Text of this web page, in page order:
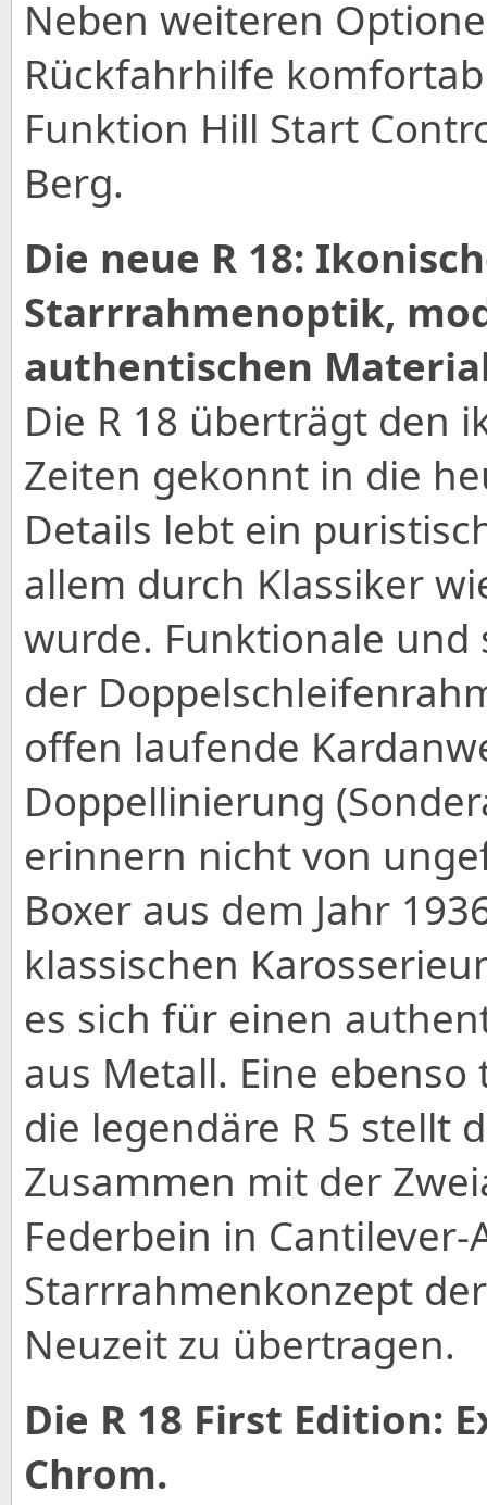
Neben weiteren
Rückfahrhilfe
Funktion Hill Start
Berg.
Die neue R 18:
Starrrahmenoptik,
authentischen
Die R 18 überträgt den
Zeiten gekonnt in die
Details lebt ein
allem durch Klassiker
wurde. Funktionale und
der
offen laufende
Doppellinierung
erinnern nicht von
Boxer aus dem Jahr
klassischen
es sich für einen
aus Metall. Eine
die legendäre R 5 stellt
Zusammen mit der
Federbein in
Starrrahmenkonzept
Neuzeit zu übertragen.
Die R 18 First Edition:
Chrom.